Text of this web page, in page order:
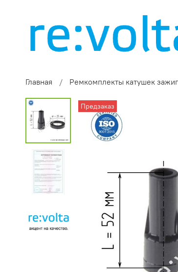
Главная Ремкомплекты катушек
Предзаказ